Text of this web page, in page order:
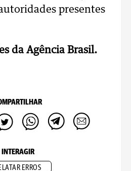
presentes
da Agência Brasil.
INTERAGIR
ERROS